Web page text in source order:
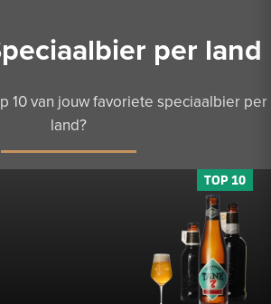
per land
10 van jouw favoriete speciaalbier per
land?